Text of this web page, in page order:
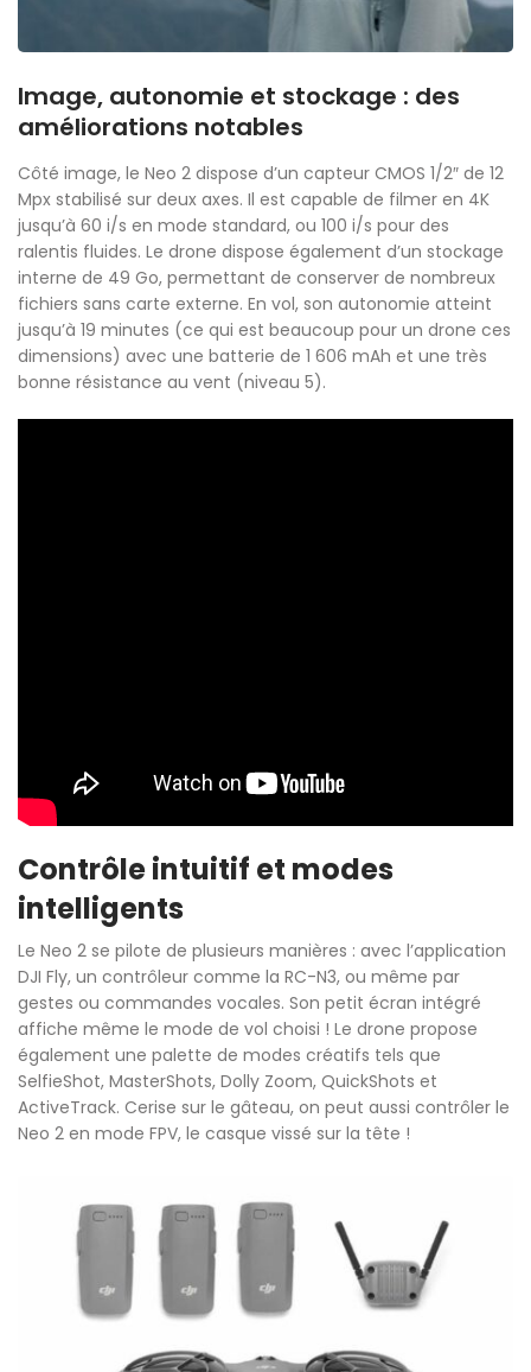
Image, autonomie et stockage : des
améliorations notables
Côté image, le Neo 2 dispose d’un capteur CMOS 1/2″ de 12
Mpx stabilisé sur deux axes. Il est capable de filmer en 4K
jusqu’à 60 i/s en mode standard, ou 100 i/s pour des
ralentis fluides. Le drone dispose également d’un stockage
interne de 49 Go, permettant de conserver de nombreux
fichiers sans carte externe. En vol, son autonomie atteint
jusqu’à 19 minutes (ce qui est beaucoup pour un drone ces
dimensions) avec une batterie de 1 606 mAh et une très
bonne résistance au vent (niveau 5).
Contrôle intuitif et modes
intelligents
Le Neo 2 se pilote de plusieurs manières : avec l’application
DJI Fly, un contrôleur comme la RC-N3, ou même par
gestes ou commandes vocales. Son petit écran intégré
affiche même le mode de vol choisi ! Le drone propose
également une palette de modes créatifs tels que
SelfieShot, MasterShots, Dolly Zoom, QuickShots et
ActiveTrack. Cerise sur le gâteau, on peut aussi contrôler le
Neo 2 en mode FPV, le casque vissé sur la tête !